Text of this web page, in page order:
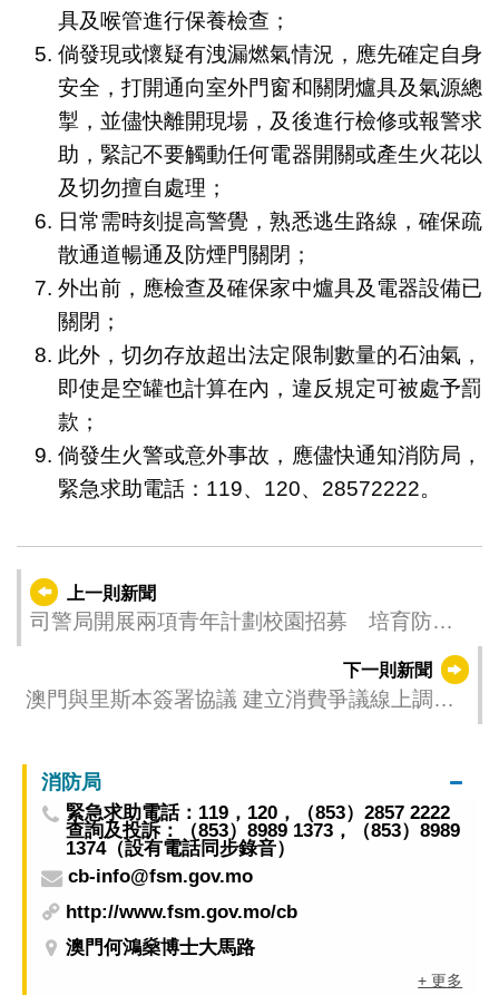
具及喉管進行保養檢查；
倘發現或懷疑有洩漏燃氣情況，應先確定自身
安全，打開通向室外門窗和關閉爐具及氣源總
掣，並儘快離開現場，及後進行檢修或報警求
助，緊記不要觸動任何電器開關或產生火花以
及切勿擅自處理；
日常需時刻提高警覺，熟悉逃生路線，確保疏
散通道暢通及防煙門關閉；
外出前，應檢查及確保家中爐具及電器設備已
關閉；
此外，切勿存放超出法定限制數量的石油氣，
即使是空罐也計算在內，違反規定可被處予罰
款；
倘發生火警或意外事故，應儘快通知消防局，
緊急求助電話：119、120、28572222。
上一則新聞
司警局開展兩項青年計劃校園招募 培育防罪
下一則新聞
澳門與里斯本簽署協議 建立消費爭議線上調解
消防局
緊急求助電話：119，120，（853）2857 2222
查詢及投訴：（853）8989 1373，（853）8989
1374（設有電話同步錄音）
cb-info@fsm.gov.mo
http://www.fsm.gov.mo/cb
澳門何鴻燊博士大馬路
+ 更多